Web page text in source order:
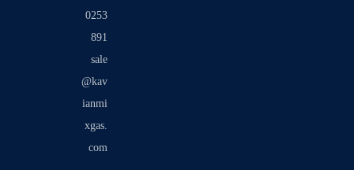
0253
891
sale
@kav
ianmi
xgas.
com